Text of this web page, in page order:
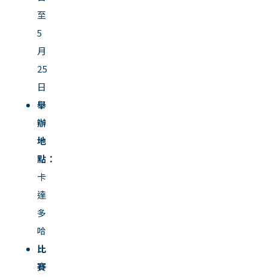
至
5
月
25
日
舉
辦
地
點：
卡
達
多
哈
比
賽